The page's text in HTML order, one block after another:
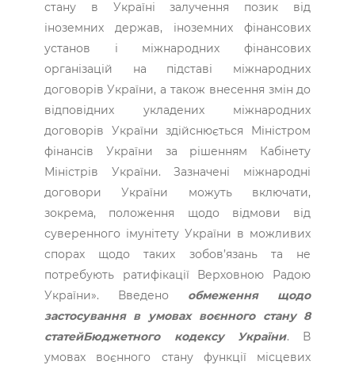
стану в Україні залучення позик від
іноземних держав, іноземних фінансових
установ і міжнародних фінансових
організацій на підставі міжнародних
договорів України, а також внесення змін до
відповідних укладених міжнародних
договорів України здійснюється Міністром
фінансів України за рішенням Кабінету
Міністрів України. Зазначені міжнародні
договори України можуть включати,
зокрема, положення щодо відмови від
суверенного імунітету України в можливих
спорах щодо таких зобов’язань та не
потребують ратифікації Верховною Радою
України». Введено обмеження щодо
застосування в умовах воєнного стану 8
статейБюджетного кодексу України. В
умовах воєнного стану функції місцевих